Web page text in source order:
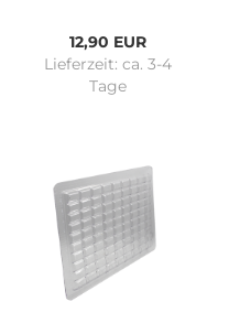
12,90 EUR
Lieferzeit: ca. 3-4
Tage